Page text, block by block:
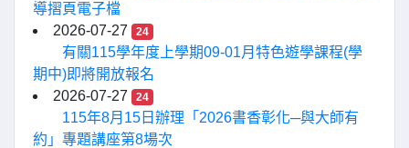
導摺頁電子檔
2026-07-27
24
有關115學年度上學期09-01月特色遊學課程(學
期中)即將開放報名
2026-07-27
24
115年8月15日辦理「2026書香彰化─與大師有
約」專題講座第8場次